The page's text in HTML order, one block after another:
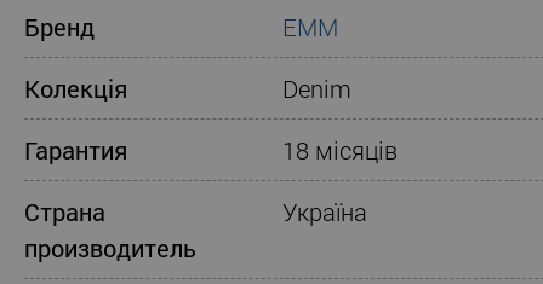
Бренд
ЕММ
Колекція
Denim
Гарантия
18 місяців
Страна
производитель
Україна